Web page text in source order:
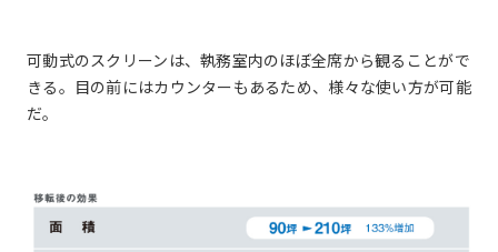
可動式のスクリーンは、執務室内のほぼ全席から観ることがで
きる。目の前にはカウンターもあるため、様々な使い方が可能
だ。